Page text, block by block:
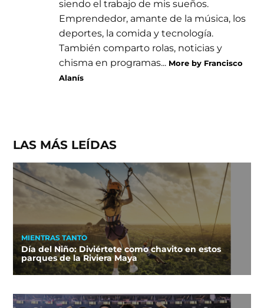
siendo el trabajo de mis sueños.
Emprendedor, amante de la música, los
deportes, la comida y tecnología.
También comparto rolas, noticias y
chisma en programas... More by Francisco
Alanís
LAS MÁS LEÍDAS
MIENTRAS TANTO
Día del Niño: Diviértete como chavito en estos
parques de la Riviera Maya